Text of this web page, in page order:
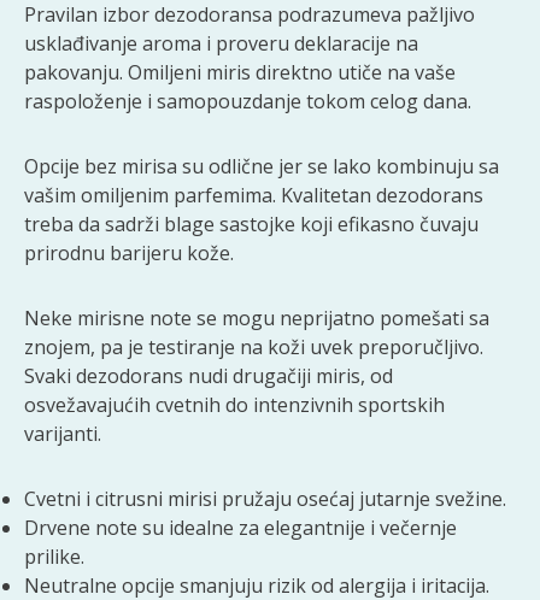
Pravilan izbor dezodoransa podrazumeva pažljivo
usklađivanje aroma i proveru deklaracije na
pakovanju. Omiljeni miris direktno utiče na vaše
raspoloženje i samopouzdanje tokom celog dana.
Opcije bez mirisa su odlične jer se lako kombinuju sa
vašim omiljenim parfemima. Kvalitetan dezodorans
treba da sadrži blage sastojke koji efikasno čuvaju
prirodnu barijeru kože.
Neke mirisne note se mogu neprijatno pomešati sa
znojem, pa je testiranje na koži uvek preporučljivo.
Svaki dezodorans nudi drugačiji miris, od
osvežavajućih cvetnih do intenzivnih sportskih
varijanti.
Cvetni i citrusni mirisi pružaju osećaj jutarnje svežine.
Drvene note su idealne za elegantnije i večernje
prilike.
Neutralne opcije smanjuju rizik od alergija i iritacija.